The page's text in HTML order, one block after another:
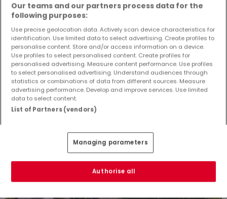
Our teams and our partners process data for the
following purposes:
Use precise geolocation data. Actively scan device characteristics for
identification. Use limited data to select advertising. Create profiles to
personalise content. Store and/or access information on a device.
Use profiles to select personalised content. Create profiles for
personalised advertising. Measure content performance. Use profiles
to select personalised advertising. Understand audiences through
statistics or combinations of data from different sources. Measure
advertising performance. Develop and improve services. Use limited
data to select content.
List of Partners (vendors)
Managing parameters
Authorise all